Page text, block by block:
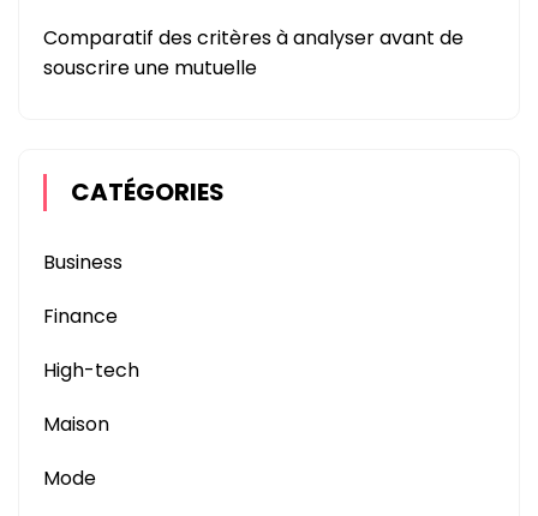
Comparatif des critères à analyser avant de
souscrire une mutuelle
CATÉGORIES
Business
Finance
High-tech
Maison
Mode